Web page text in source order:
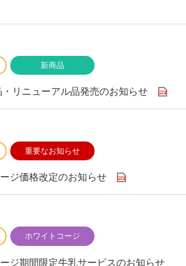
リニューアル品発売のお知らせ
ジ価格改定のお知らせ
ジ期間限定牛乳サービスのお知らせ